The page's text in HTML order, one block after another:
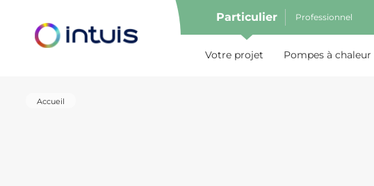
Particulier Professionnel
Votre projet Pompes à chaleur
menu
Accueil